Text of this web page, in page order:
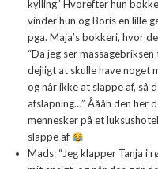
kylling” Hvorefter hun
vinder hun og Boris en lille
pga. Maja’s bokkeri, hvor
“Da jeg ser
dejligt at skulle have noget
og når ikke at slappe af, så
afslapning…” Åååh den her
mennesker på et
slappe af
Mads: “Jeg klapper Tanja i